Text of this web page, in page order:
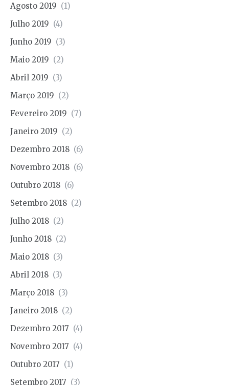
Agosto 2019 (1)
Julho 2019 (4)
Junho 2019 (3)
Maio 2019 (2)
Abril 2019 (3)
Março 2019 (2)
Fevereiro 2019 (7)
Janeiro 2019 (2)
Dezembro 2018 (6)
Novembro 2018 (6)
Outubro 2018 (6)
Setembro 2018 (2)
Julho 2018 (2)
Junho 2018 (2)
Maio 2018 (3)
Abril 2018 (3)
Março 2018 (3)
Janeiro 2018 (2)
Dezembro 2017 (4)
Novembro 2017 (4)
Outubro 2017 (1)
Setembro 2017 (3)